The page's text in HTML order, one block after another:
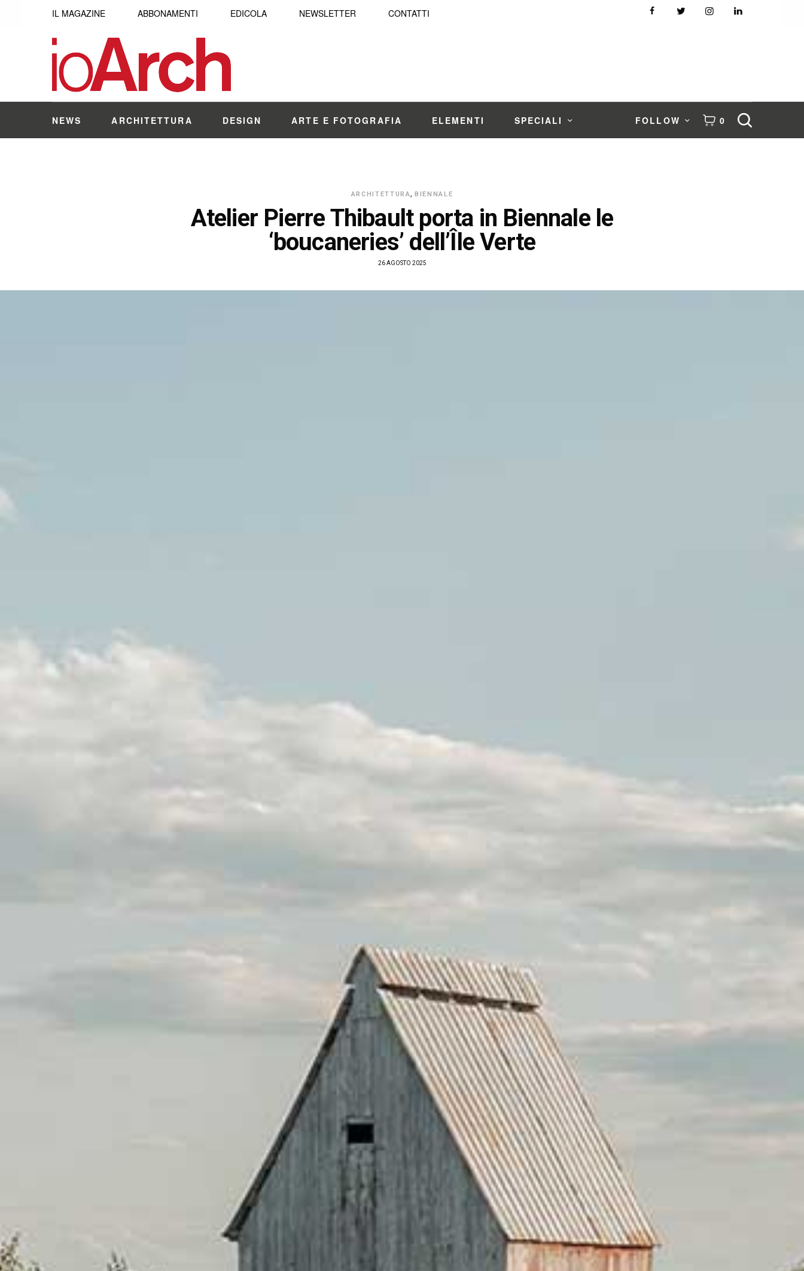
IL MAGAZINE ABBONAMENTI EDICOLA NEWSLETTER CONTATTI
NEWS ARCHITETTURA DESIGN ARTE E FOTOGRAFIA ELEMENTI SPECIALI FOLLOW 0
ARCHITETTURA, BIENNALE
Atelier Pierre Thibault porta in Biennale le
‘boucaneries’ dell’Île Verte
26 AGOSTO 2025